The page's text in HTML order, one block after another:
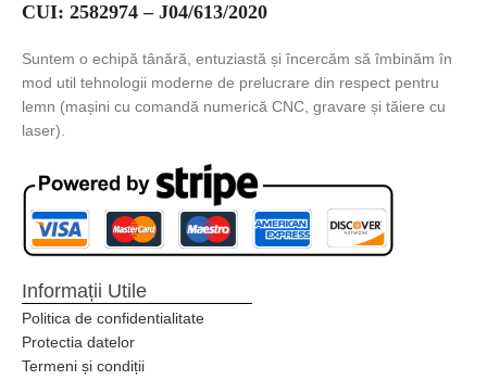
CUI: 2582974 – J04/613/2020
Suntem o echipă tânără, entuziastă și încercăm să îmbinăm în
mod util tehnologii moderne de prelucrare din respect pentru
lemn (mașini cu comandă numerică CNC, gravare și tăiere cu
laser).
Informații Utile
Politica de confidentialitate
Protectia datelor
Termeni și condiții